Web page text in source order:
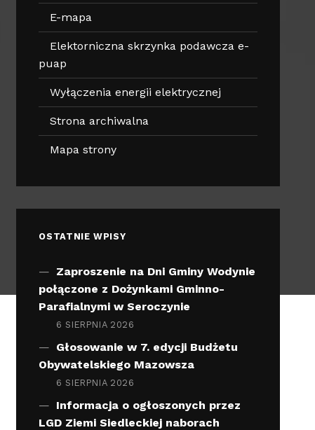
E-mapa
Elektorniczna skrzynka podawcza e-
puap
Wyłączenia energii elektrycznej
Strona archiwalna
Mapa strony
OSTATNIE WPISY
Zaproszenie na Dni Gminy Wodynie
połączone z Dożynkami Gminno-
Parafialnymi w Seroczynie
6 SIERPNIA 2026
Głosowanie w 7. edycji Budżetu
Obywatelskiego Mazowsza
6 SIERPNIA 2026
Informacja o ogłoszonych przez
LGD Ziemi Siedleckiej naborach